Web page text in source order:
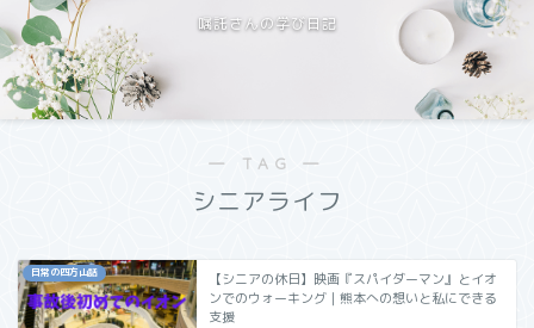
嘱託さんの学び日記
― TAG ―
シニアライフ
日常の四方山話
【シニアの休日】映画『スパイダーマン』とイオ
ンでのウォーキング｜熊本への想いと私にできる
支援